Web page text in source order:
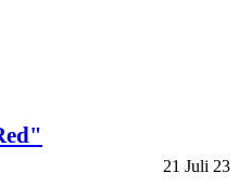
21 Juli 23